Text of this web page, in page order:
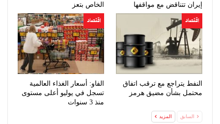
إيران تتناقض مع مواقفها
السابقة
الخاص بتعز
اقتصاد
النفط يتراجع مع ترقب اتفاق
محتمل بشأن مضيق هرمز
اقتصاد
الفاو: أسعار الغذاء العالمية
تسجل في يوليو أعلى مستوى
منذ 3 سنوات
السابق المزيد